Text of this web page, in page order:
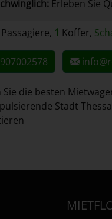
Erleben Sie
1 Koffer,
Sie die besten
Stadt